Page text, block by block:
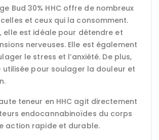
Bud 30% HHC offre de nombreux
et ceux qui la consomment.
elle est idéale pour détendre et
nerveuses. Elle est également
le stress et l’anxiété. De plus,
utilisée pour soulager la douleur et
teneur en HHC agit directement
endocannabinoïdes du corps
action rapide et durable.